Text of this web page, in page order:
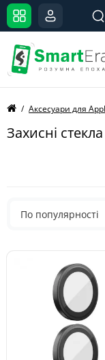
Аксесуари для
Захисні
По популярності